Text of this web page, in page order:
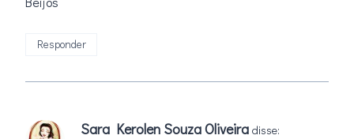
Responder
Sara Kerolen Souza Oliveira disse: